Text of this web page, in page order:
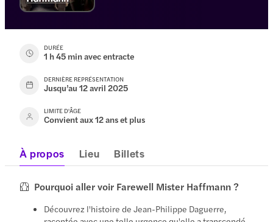
DURÉE
1 h 45 min avec entracte
DERNIÈRE REPRÉSENTATION
Jusqu’au 12 avril 2025
LIMITE D'ÂGE
Convient aux 12 ans et plus
À propos Lieu Billets
Pourquoi aller voir Farewell Mister Haffmann ?
Découvrez l'histoire de Jean-Philippe Daguerre,